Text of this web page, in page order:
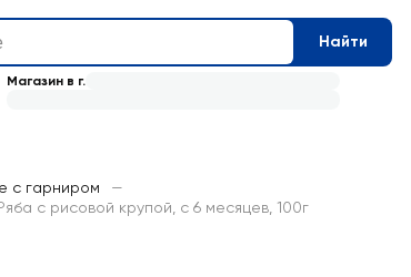
Найти
Магазин в г.
с гарниром
—
с рисовой крупой, с 6 месяцев, 100г